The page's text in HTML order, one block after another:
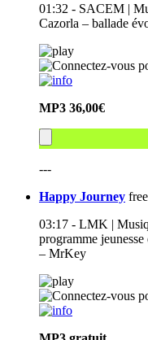
01:32 - SACEM |
Cazorla – ballade
MP3 36,00€
---
Happy Journey free
03:17 - LMK |
programme
– MrKey